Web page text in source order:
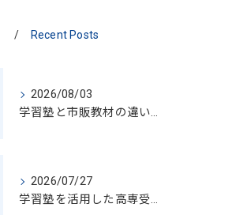
Recent Posts
2026/08/03
学習塾と市販教材の違いや選び方を徹底比較して最適な学びを見極める方法
2026/07/27
学習塾を活用した高専受験対策の進め方と福岡県で合格を目指す学習プラン